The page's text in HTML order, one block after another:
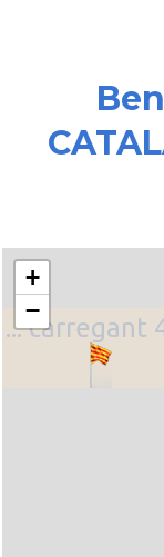
... carregant
+
−